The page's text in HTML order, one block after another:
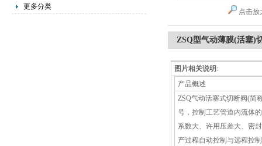
更多分类
点击放
ZSQ型气动薄膜(活塞)
图片相关说明 :
产品概述
ZSQ气动活塞式切断阀(简
号，控制工艺管道内流体
系数大、许用压差大、密
产过程自动控制与远程控